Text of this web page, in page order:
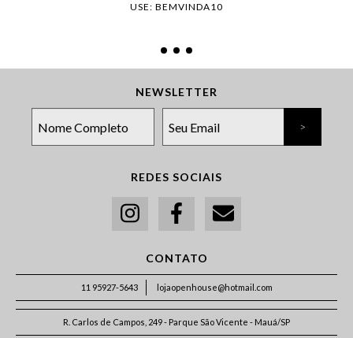
USE: BEMVINDA10
NEWSLETTER
REDES SOCIAIS
CONTATO
11 95927-5643 lojaopenhouse@hotmail.com
R. Carlos de Campos, 249 - Parque São Vicente - Mauá/SP